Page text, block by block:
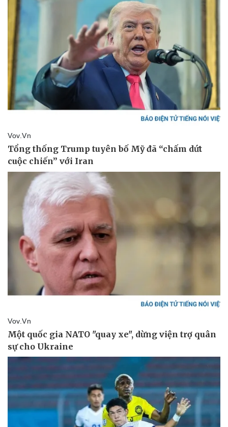
Kinh tế
Bất động sản
Khởi nghiệp
Thị trường
Tiêu dùng